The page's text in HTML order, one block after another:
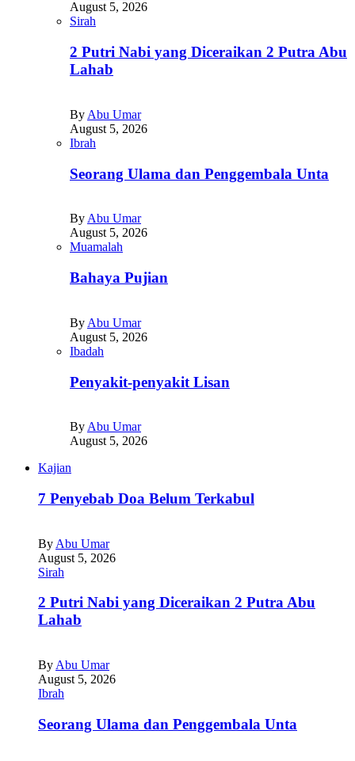
August 5, 2026
Sirah
2 Putri Nabi yang Diceraikan 2 Putra Abu
Lahab
By Abu Umar
August 5, 2026
Ibrah
Seorang Ulama dan Penggembala Unta
By Abu Umar
August 5, 2026
Muamalah
Bahaya Pujian
By Abu Umar
August 5, 2026
Ibadah
Penyakit-penyakit Lisan
By Abu Umar
August 5, 2026
Kajian
7 Penyebab Doa Belum Terkabul
By Abu Umar
August 5, 2026
Sirah
2 Putri Nabi yang Diceraikan 2 Putra Abu
Lahab
By Abu Umar
August 5, 2026
Ibrah
Seorang Ulama dan Penggembala Unta